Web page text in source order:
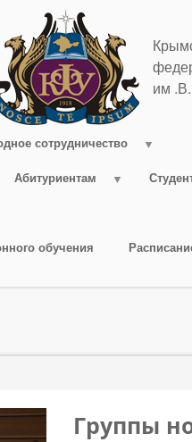
им
сотрудничество
Абитуриентам
обучения
Группы